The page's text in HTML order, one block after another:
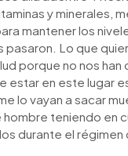
y minerales,
mantener los
pasaron. Lo que
porque no nos han
estar en este lugar
lo vayan a sacar
teniendo en
durante el régimen